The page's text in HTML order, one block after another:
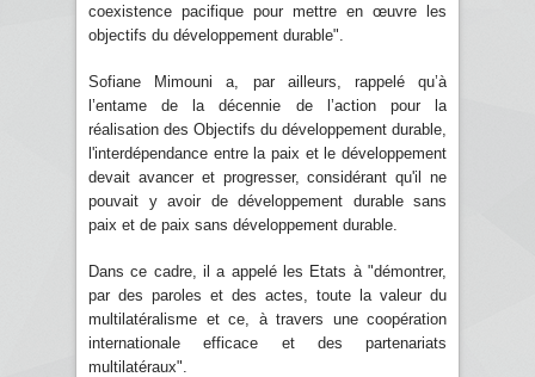
coexistence pacifique pour mettre en œuvre les
objectifs du développement durable".
Sofiane Mimouni a, par ailleurs, rappelé qu’à
l’entame de la décennie de l’action pour la
réalisation des Objectifs du développement durable,
l'interdépendance entre la paix et le développement
devait avancer et progresser, considérant qu'il ne
pouvait y avoir de développement durable sans
paix et de paix sans développement durable.
Dans ce cadre, il a appelé les Etats à "démontrer,
par des paroles et des actes, toute la valeur du
multilatéralisme et ce, à travers une coopération
internationale efficace et des partenariats
multilatéraux".